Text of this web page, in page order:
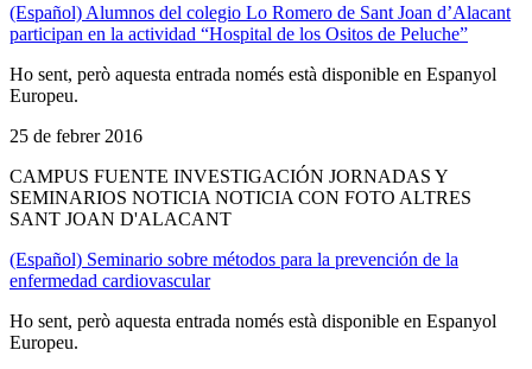
(Español) Alumnos del colegio Lo Romero de Sant Joan d’Alacant
participan en la actividad “Hospital de los Ositos de Peluche”
Ho sent, però aquesta entrada només està disponible en Espanyol
Europeu.
25 de febrer 2016
CAMPUS FUENTE INVESTIGACIÓN JORNADAS Y
SEMINARIOS NOTICIA NOTICIA CON FOTO ALTRES
SANT JOAN D'ALACANT
(Español) Seminario sobre métodos para la prevención de la
enfermedad cardiovascular
Ho sent, però aquesta entrada només està disponible en Espanyol
Europeu.